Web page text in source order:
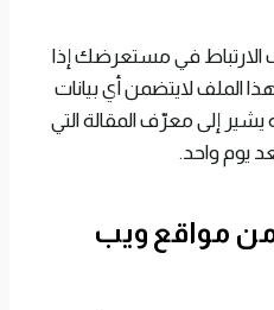
في مستعرضك إذا
الملف لايتضمن أي بيانات
إلى معرّف المقالة التي
يوم واحد.
مواقع ويب